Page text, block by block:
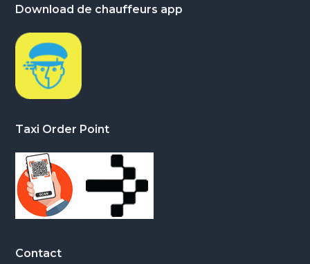
Footer
Download de chauffeurs app
Taxi Order Point
Contact